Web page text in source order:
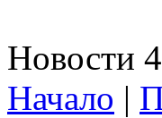
Новости
Начало |